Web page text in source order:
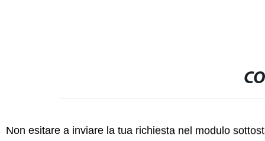
Non esitare a inviare la tua richiesta nel modulo